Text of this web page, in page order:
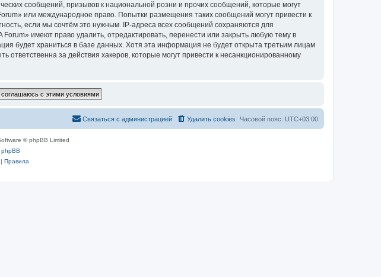
сообщений, призывов к национальной розни и прочих сообщений, которые могут
или международное право. Попытки размещения таких сообщений могут привести к
если мы сочтём это нужным. IP-адреса всех сообщений сохраняются для
имеют право удалить, отредактировать, перенести или закрыть любую тему в
будет храниться в базе данных. Хотя эта информация не будет открыта третьим лицам
за действия хакеров, которые могут привести к несанкционированному
Часовой пояс: UTC+03:00
Удалить cookies
Связаться с администрацией
© phpBB Limited
phpBB
Правила